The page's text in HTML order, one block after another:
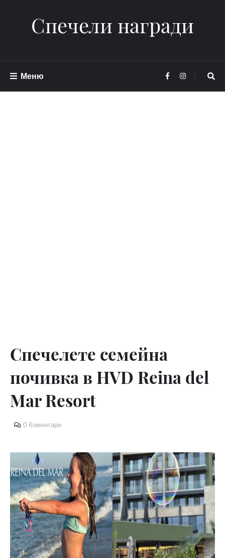
Спечели награди
Меню
Спечелете семейна
почивка в HVD Reina del
Mar Resort
0 Коментари